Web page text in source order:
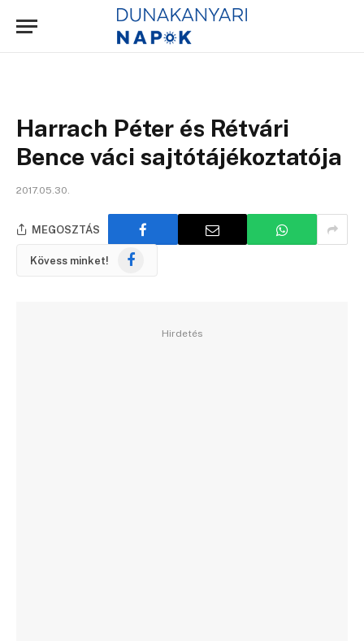
Harrach Péter és Rétvári
Bence váci sajtótájékoztatója
2017.05.30.
MEGOSZTÁS
Kövess minket! Facebook
Hirdetés